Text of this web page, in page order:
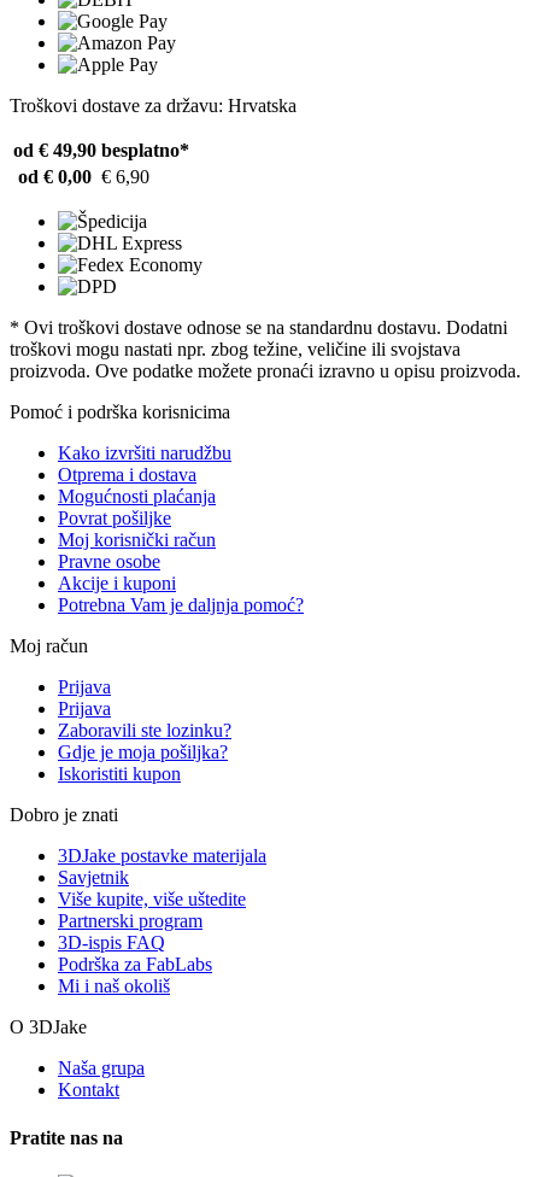
Troškovi dostave za državu: Hrvatska
od € 49,90 besplatno*
od € 0,00 € 6,90
* Ovi troškovi dostave odnose se na standardnu ​​dostavu. Dodatni
troškovi mogu nastati npr. zbog težine, veličine ili svojstava
proizvoda. Ove podatke možete pronaći izravno u opisu proizvoda.
Pomoć i podrška korisnicima
Kako izvršiti narudžbu
Otprema i dostava
Mogućnosti plaćanja
Povrat pošiljke
Moj korisnički račun
Pravne osobe
Akcije i kuponi
Potrebna Vam je daljnja pomoć?
Moj račun
Prijava
Prijava
Zaboravili ste lozinku?
Gdje je moja pošiljka?
Iskoristiti kupon
Dobro je znati
3DJake postavke materijala
Savjetnik
Više kupite, više uštedite
Partnerski program
3D-ispis FAQ
Podrška za FabLabs
Mi i naš okoliš
O 3DJake
Naša grupa
Kontakt
Pratite nas na